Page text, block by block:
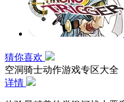
猜你喜欢
空洞骑士动作游戏专区大全
详情